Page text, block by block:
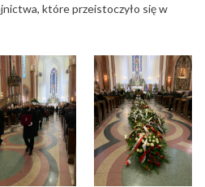
które przeistoczyło się w